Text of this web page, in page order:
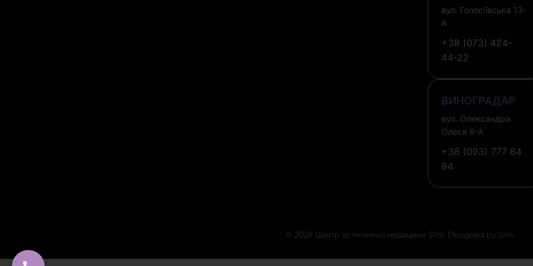
вул. Голосіївська 13-
А
+38 (073) 424-
44-22
ВИНОГРАДАР
вул. Олександра
Олеся 9-А
+38 (093) 777 84
84
© 2026 Центр естетичної медицини Slim. Designed by Slim